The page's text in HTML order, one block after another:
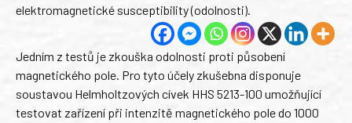
elektromagnetické susceptibility (odolnosti).
Jedním z testů je zkouška odolnosti proti působení
magnetického pole. Pro tyto účely zkušebna disponuje
soustavou Helmholtzových cívek HHS 5213-100 umožňující
testovat zařízení při intenzitě magnetického pole do 1000